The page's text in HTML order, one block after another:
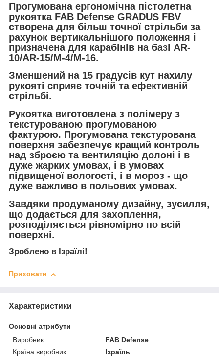
Прогумована ергономічна пістолетна
рукоятка FAB Defense GRADUS FBV
створена для більш точної стрільби за
рахунок вертикальнішого положення і
призначена для карабінів на базі AR-
10/AR-15/М-4/М-16.
Зменшений на 15 градусів кут нахилу
рукояті сприяє точній та ефективній
стрільбі.
Рукоятка виготовлена з полімеру з
текстурованою прогумованою
фактурою. Прогумована текстурована
поверхня забезпечує кращий контроль
над зброєю та вентиляцію долоні і в
дуже жарких умовах, і в умовах
підвищеної вологості, і в мороз - що
дуже важливо в польових умовах.
Завдяки продуманому дизайну, зусилля,
що додається для захоплення,
розподіляється рівномірно по всій
поверхні.
Зроблено в Ізраїлі!
Приховати
Характеристики
Основні атрибути
Виробник
FAB Defense
Країна виробник
Ізраїль